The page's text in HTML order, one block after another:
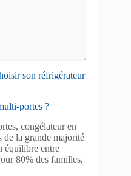
son réfrigérateur
portes ?
congélateur en
de la grande majorité
équilibre entre
80% des familles,